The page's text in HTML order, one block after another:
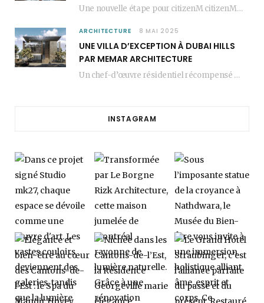
Une nouvelle étape pour citizenM citizenM racheté par Marriott, c’est une annonce qui marque un…
ARCHITECTURE 8 MAI 2025
UNE VILLA D’EXCEPTION À DUBAI HILLS
PAR MEMAR ARCHITECTURE
Un chef-d’œuvre résidentiel récompensé MEMAR Architecture, agence renommée basée à Dubaï, présente aujourd’hui sa dernière…
INSTAGRAM